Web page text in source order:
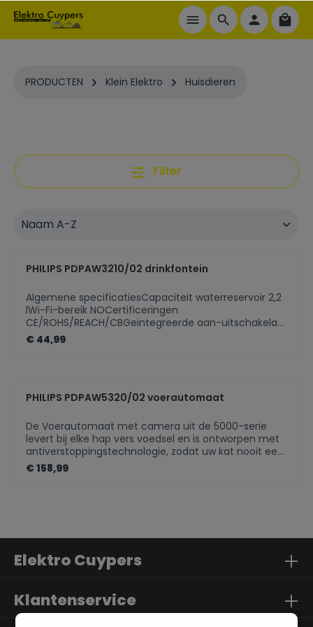
PRODUCTEN Klein Elektro Huisdieren
Filter
PHILIPS PDPAW3210/02 drinkfontein
Algemene specificatiesCapaciteit waterreservoir 2,2
lWi-Fi-bereik NOCertificeringen
CE/ROHS/REACH/CBGeïntegreerde aan-uitschakelaar
JAConformiteitsverklaring (EU) JAFuncties
Drinkfontein voor huisdierFonction de nettoyage
meterGeschikt voor droog voedsel NOIndicateur de
Internet NOVerwijderbare batterij NOGeschikt voor
smarthome NO
€ 44,99
PHILIPS PDPAW5320/02 voerautomaat
De Voerautomaat met camera uit de 5000-serie
levert bij elke hap vers voedsel en is ontworpen met
antiverstoppingstechnologie, zodat uw kat nooit een
maaltijd mist. Blijf verbonden en plan de maaltijden
van uw kat met onze gebruiksvriendelijke app.
€ 158,99
Elektro Cuypers
Klantenservice